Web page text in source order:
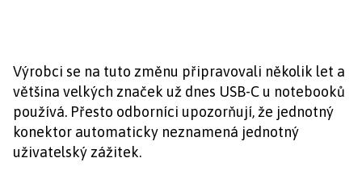
Výrobci se na tuto změnu připravovali několik let a
většina velkých značek už dnes USB-C u notebooků
používá. Přesto odborníci upozorňují, že jednotný
konektor automaticky neznamená jednotný
uživatelský zážitek.